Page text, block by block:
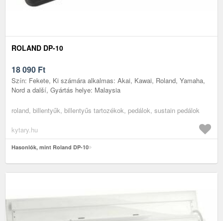
ROLAND DP-10
18 090 Ft
Szín: Fekete, Ki számára alkalmas: Akai, Kawai, Roland, Yamaha,
Nord a další, Gyártás helye: Malaysia
roland, billentyűk, billentyűs tartozékok, pedálok, sustain pedálok
kytary.hu
Hasonlók, mint Roland DP-10